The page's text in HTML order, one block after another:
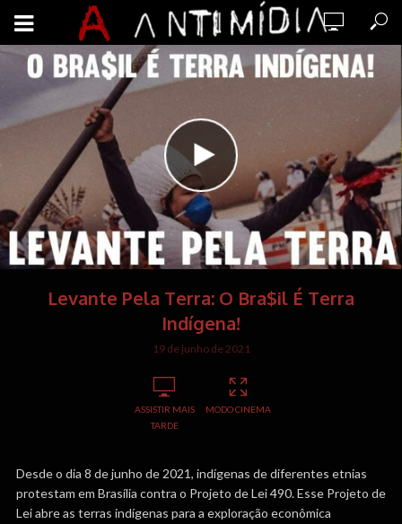
Levante Pela Terra: O Bra$il É Terra
Indígena!
19 de junho de 2021
ASSISTIR MAIS
TARDE
MODO CINEMA
Desde o dia 8 de junho de 2021, indígenas de diferentes etnias
protestam em Brasília contra o Projeto de Lei 490. Esse Projeto de
Lei abre as terras indígenas para a exploração econômica